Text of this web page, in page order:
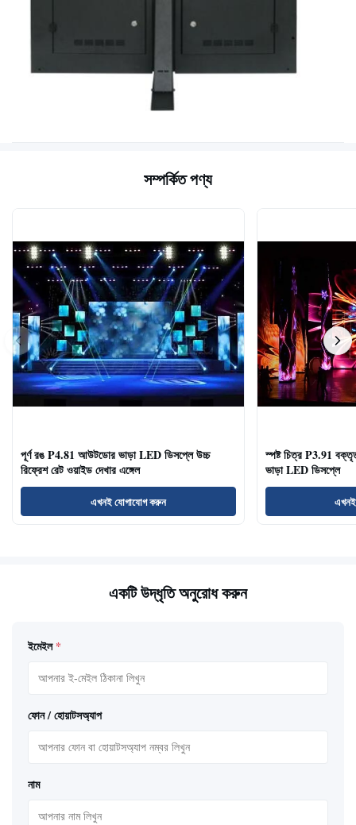
সম্পর্কিত পণ্য
পূর্ণ রঙ P4.81 আউটডোর ভাড়া LED ডিসপ্লে উচ্চ
রিফ্রেশ রেট ওয়াইড দেখার এঙ্গেল
এখনই যোগাযোগ করুন
স্পষ্ট চিত্র P3.91
ভাড়া LED ডিসপ্লে
একটি উদ্ধৃতি অনুরোধ করুন
ইমেইল *
ফোন / হোয়াটসঅ্যাপ
নাম